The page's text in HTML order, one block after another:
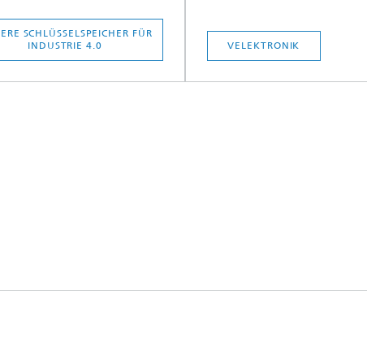
SCHLÜSSELSPEICHER FÜR
INDUSTRIE 4.0
VELEKTRONIK